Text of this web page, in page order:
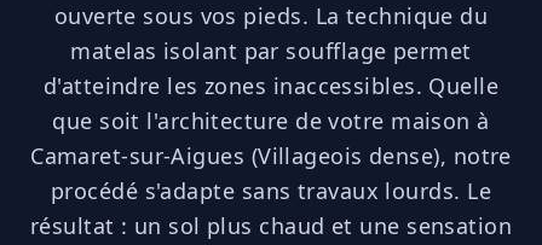
ouverte sous vos pieds. La technique du
matelas isolant par soufflage permet
d'atteindre les zones inaccessibles. Quelle
que soit l'architecture de votre maison à
Camaret-sur-Aigues (Villageois dense), notre
procédé s'adapte sans travaux lourds. Le
résultat : un sol plus chaud et une sensation